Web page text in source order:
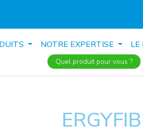
NOTRE EXPERTISE LE
Quel produit pour vous ?